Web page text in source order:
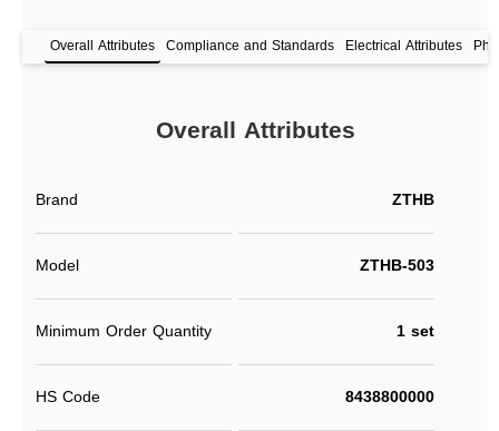
Overall Attributes Compliance and Standards Electrical Attributes
Overall Attributes
Brand ZTHB
Model ZTHB-503
Minimum Order Quantity 1 set
HS Code 8438800000